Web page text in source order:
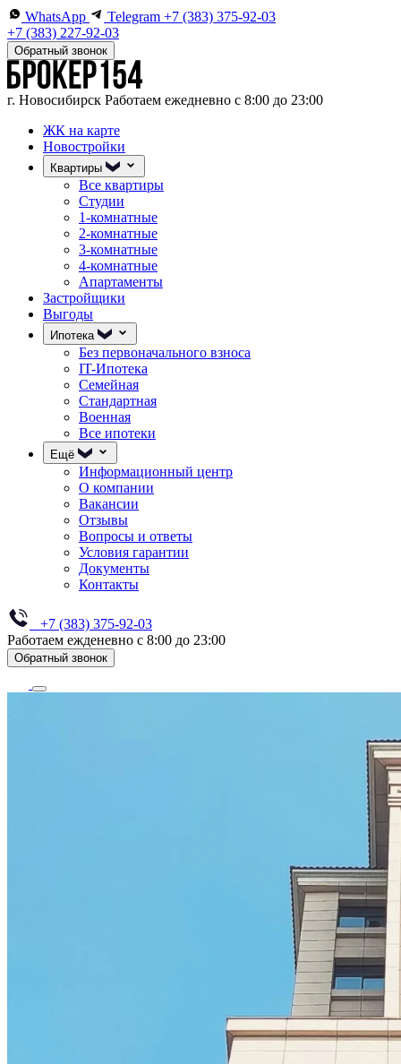
WhatsApp Telegram +7 (383) 375-92-03
+7 (383) 227-92-03
Обратный звонок
г. Новосибирск Работаем ежедневно с 8:00 до 23:00
ЖК на карте
Новостройки
Квартиры
Все квартиры
Студии
1-комнатные
2-комнатные
3-комнатные
4-комнатные
Апартаменты
Застройщики
Выгоды
Ипотека
Без первоначального взноса
IT-Ипотека
Семейная
Стандартная
Военная
Все ипотеки
Ещё
Информационный центр
О компании
Вакансии
Отзывы
Вопросы и ответы
Условия гарантии
Документы
Контакты
+7 (383) 375-92-03
Работаем ежденевно с 8:00 до 23:00
Обратный звонок